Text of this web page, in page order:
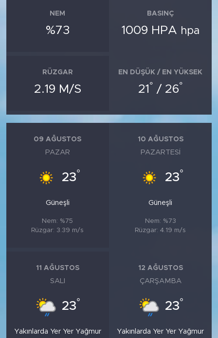
NEM
%73
BASINÇ
1009 HPA hpa
RÜZGAR
2.19 M/S
EN DÜŞÜK / EN YÜKSEK
21 ° / 26°
09 AĞUSTOS
PAZAR
23°
Güneşli
Nem: %75
Rüzgar: 3.39 m/s
10 AĞUSTOS
PAZARTESI
23°
Güneşli
Nem: %73
Rüzgar: 4.19 m/s
11 AĞUSTOS
SALI
23°
Yakınlarda Yer Yer Yağmur
12 AĞUSTOS
ÇARŞAMBA
23°
Yakınlarda Yer Yer Yağmur
TARİH
SİYASET
FOTO GALERİ
ALINTI YAZARLAR